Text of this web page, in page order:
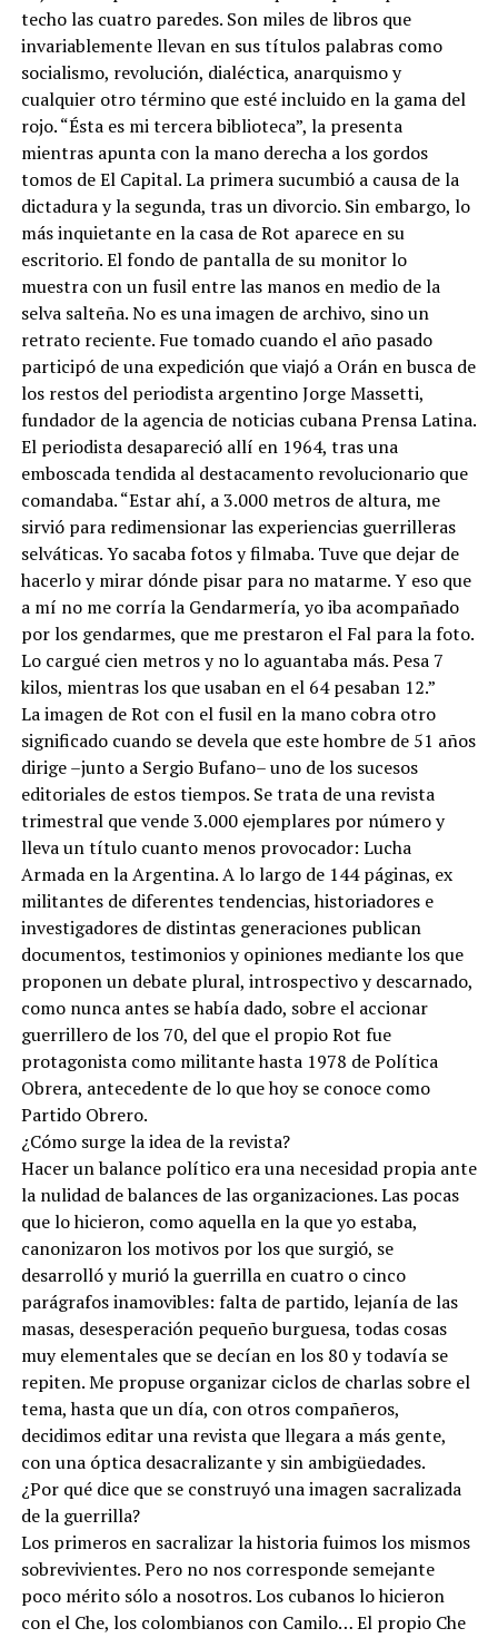
techo las cuatro paredes. Son miles de libros que
invariablemente llevan en sus títulos palabras como
socialismo, revolución, dialéctica, anarquismo y
cualquier otro término que esté incluido en la gama del
rojo. “Ésta es mi tercera biblioteca”, la presenta
mientras apunta con la mano derecha a los gordos
tomos de El Capital. La primera sucumbió a causa de la
dictadura y la segunda, tras un divorcio. Sin embargo, lo
más inquietante en la casa de Rot aparece en su
escritorio. El fondo de pantalla de su monitor lo
muestra con un fusil entre las manos en medio de la
selva salteña. No es una imagen de archivo, sino un
retrato reciente. Fue tomado cuando el año pasado
participó de una expedición que viajó a Orán en busca de
los restos del periodista argentino Jorge Massetti,
fundador de la agencia de noticias cubana Prensa Latina.
El periodista desapareció allí en 1964, tras una
emboscada tendida al destacamento revolucionario que
comandaba. “Estar ahí, a 3.000 metros de altura, me
sirvió para redimensionar las experiencias guerrilleras
selváticas. Yo sacaba fotos y filmaba. Tuve que dejar de
hacerlo y mirar dónde pisar para no matarme. Y eso que
a mí no me corría la Gendarmería, yo iba acompañado
por los gendarmes, que me prestaron el Fal para la foto.
Lo cargué cien metros y no lo aguantaba más. Pesa 7
kilos, mientras los que usaban en el 64 pesaban 12.”
La imagen de Rot con el fusil en la mano cobra otro
significado cuando se devela que este hombre de 51 años
dirige –junto a Sergio Bufano– uno de los sucesos
editoriales de estos tiempos. Se trata de una revista
trimestral que vende 3.000 ejemplares por número y
lleva un título cuanto menos provocador: Lucha
Armada en la Argentina. A lo largo de 144 páginas, ex
militantes de diferentes tendencias, historiadores e
investigadores de distintas generaciones publican
documentos, testimonios y opiniones mediante los que
proponen un debate plural, introspectivo y descarnado,
como nunca antes se había dado, sobre el accionar
guerrillero de los 70, del que el propio Rot fue
protagonista como militante hasta 1978 de Política
Obrera, antecedente de lo que hoy se conoce como
Partido Obrero.
¿Cómo surge la idea de la revista?
Hacer un balance político era una necesidad propia ante
la nulidad de balances de las organizaciones. Las pocas
que lo hicieron, como aquella en la que yo estaba,
canonizaron los motivos por los que surgió, se
desarrolló y murió la guerrilla en cuatro o cinco
parágrafos inamovibles: falta de partido, lejanía de las
masas, desesperación pequeño burguesa, todas cosas
muy elementales que se decían en los 80 y todavía se
repiten. Me propuse organizar ciclos de charlas sobre el
tema, hasta que un día, con otros compañeros,
decidimos editar una revista que llegara a más gente,
con una óptica desacralizante y sin ambigüedades.
¿Por qué dice que se construyó una imagen sacralizada
de la guerrilla?
Los primeros en sacralizar la historia fuimos los mismos
sobrevivientes. Pero no nos corresponde semejante
poco mérito sólo a nosotros. Los cubanos lo hicieron
con el Che, los colombianos con Camilo… El propio Che